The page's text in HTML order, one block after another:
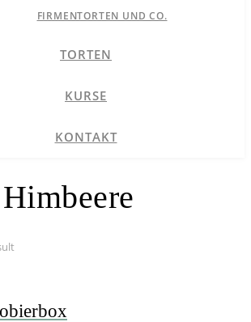
FIRMENTORTEN UND CO.
TORTEN
KURSE
KONTAKT